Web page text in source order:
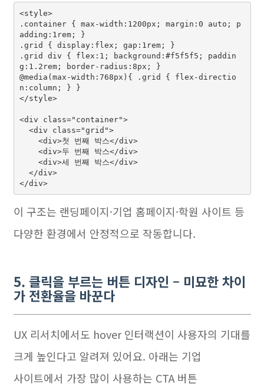
<style>
.container { max-width:1200px; margin:0 auto; p
adding:1rem; }
.grid { display:flex; gap:1rem; }
.grid div { flex:1; background:#f5f5f5; paddin
g:1.2rem; border-radius:8px; }
@media(max-width:768px){ .grid { flex-directio
n:column; } }
</style>
<div class="container">
이 구조는 랜딩페이지·기업 홈페이지·학원 사이트 등
다양한 환경에서 안정적으로 작동합니다.
5. 클릭을 부르는 버튼 디자인 – 미묘한 차이
가 전환율을 바꾼다
UX 리서치에서도 hover 인터랙션이 사용자의 기대를
크게 높인다고 알려져 있어요. 아래는 기업
사이트에서 가장 많이 사용하는 CTA 버튼